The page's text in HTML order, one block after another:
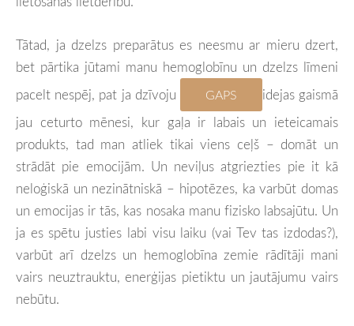
Tātad, ja dzelzs preparātus es neesmu ar mieru dzert,
bet pārtika jūtami manu hemoglobīnu un dzelzs līmeni
pacelt nespēj, pat ja dzīvoju
GAPS
idejas gaismā
jau ceturto mēnesi, kur gaļa ir labais un ieteicamais
produkts, tad man atliek tikai viens ceļš – domāt un
strādāt pie emocijām. Un neviļus atgriezties pie it kā
neloģiskā un nezinātniskā – hipotēzes, ka varbūt domas
un emocijas ir tās, kas nosaka manu fizisko labsajūtu. Un
ja es spētu justies labi visu laiku (vai Tev tas izdodas?),
varbūt arī dzelzs un hemoglobīna zemie rādītāji mani
vairs neuztrauktu, enerģijas pietiktu un jautājumu vairs
nebūtu.